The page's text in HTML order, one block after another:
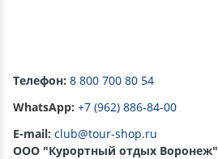
Телефон: 8 800 700 80 54
WhatsApp: +7 (962) 886-84-00
E-mail: club@tour-shop.ru
ООО "Курортный отдых Воронеж"